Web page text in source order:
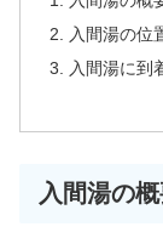
入間湯の位
入間湯に到
入間湯の